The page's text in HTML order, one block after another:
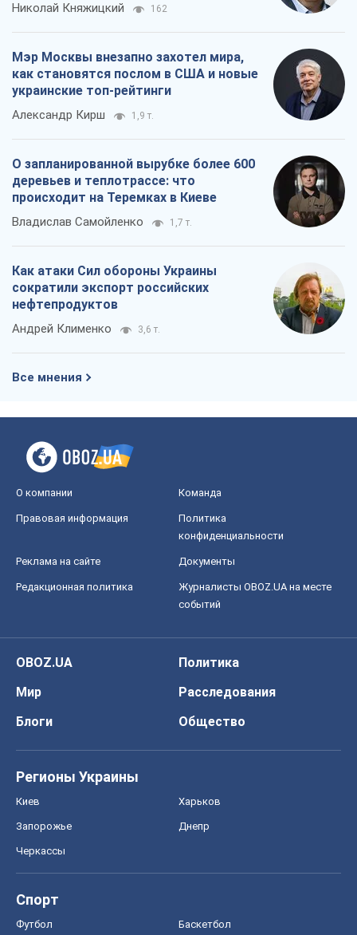
Николай Княжицкий 162
Мэр Москвы внезапно захотел мира,
как становятся послом в США и новые
украинские топ-рейтинги
Александр Кирш 1,9 т.
О запланированной вырубке более 600
деревьев и теплотрассе: что
происходит на Теремках в Киеве
Владислав Самойленко 1,7 т.
Как атаки Сил обороны Украины
сократили экспорт российских
нефтепродуктов
Андрей Клименко 3,6 т.
Все мнения
О компании Команда
Правовая информация
Политика
конфиденциальности
Реклама на сайте Документы
Редакционная политика
Журналисты OBOZ.UA на месте
событий
OBOZ.UA
Политика
Мир
Расследования
Блоги
Общество
Регионы Украины
Киев Харьков
Запорожье Днепр
Черкассы
Спорт
Футбол Баскетбол